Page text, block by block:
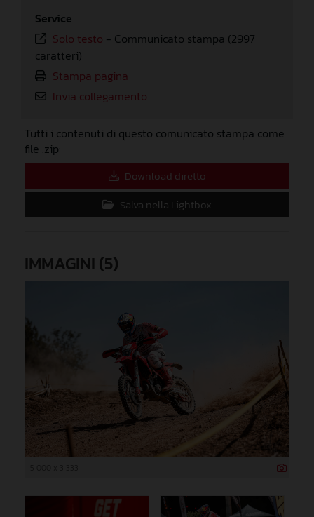
Service
Solo testo - Communicato stampa (2997
caratteri)
Stampa pagina
Invia collegamento
Tutti i contenuti di questo comunicato stampa come
file .zip:
Download diretto
Salva nella Lightbox
IMMAGINI (5)